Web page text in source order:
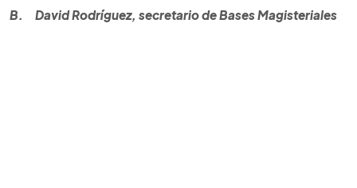
B. David Rodríguez, secretario de Bases Magisteriales